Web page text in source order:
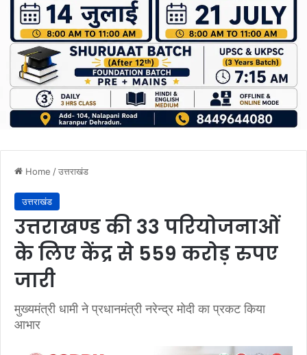
Home /उत्तराखंड
उत्तराखंड
उत्तराखण्ड की 33 परियोजनाओं
के लिए केंद्र से 559 करोड़ रुपए
जारी
मुख्यमंत्री धामी ने प्रधानमंत्री नरेन्द्र मोदी का प्रकट किया
आभार